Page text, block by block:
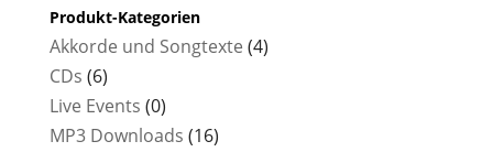
Produkt-Kategorien
Akkorde und Songtexte (4)
CDs (6)
Live Events (0)
MP3 Downloads (16)